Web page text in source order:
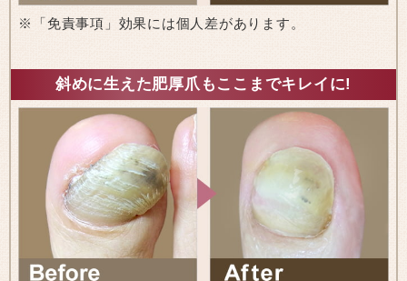
※「免責事項」効果には個人差があります。
斜めに生えた肥厚爪もここまでキレイに!